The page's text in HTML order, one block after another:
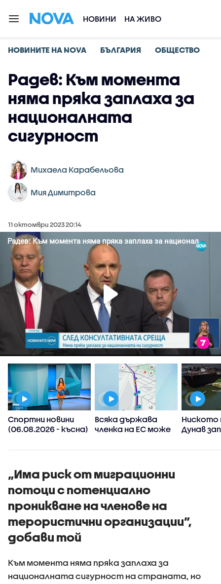
НОВИНИ НА ЖИВО
НОВИНИТЕ НА NOVA БЪЛГАРИЯ ОБЩЕСТВО
Радев: Към момента
няма пряка заплаха за
националната
сигурност
Михаела Карабельова
Мия Димитрова
11 октомври 2023 20:14
Спортни новини
(06.08.2026 - късна)
Всяка държава
членка на ЕС може
ограничи
информация къде
има проверки на
пътя
Ниското
Дунав
„Има риск от миграционни
потоци с потенциално
проникване на членове на
терористични организации”,
добави той
Към момента няма пряка заплаха за
националната сигурност на страната, но